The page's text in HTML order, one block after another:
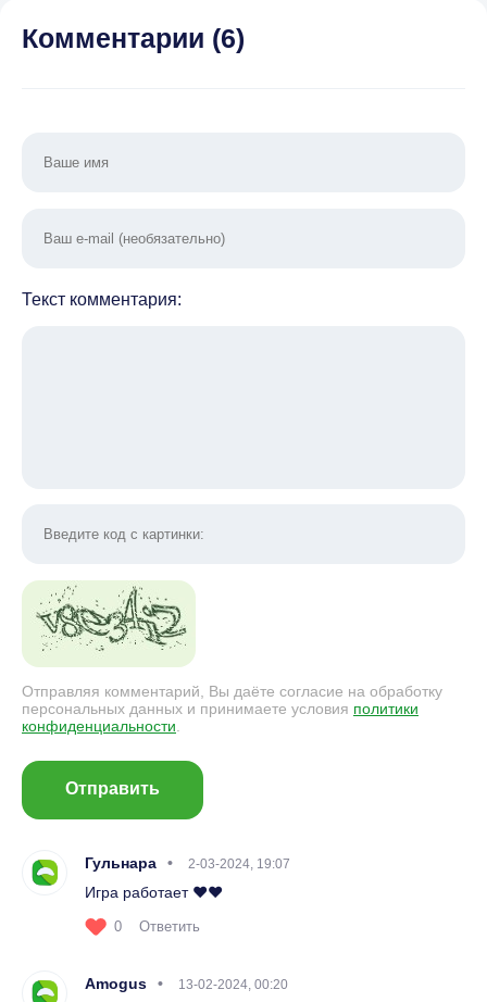
Комментарии (6)
Текст комментария:
Отправляя комментарий, Вы даёте согласие на обработку
персональных данных и принимаете условия политики
конфиденциальности.
Отправить
Гульнара 2-03-2024, 19:07
Игра работает ❤️❤️
0 Ответить
Amogus 13-02-2024, 00:20